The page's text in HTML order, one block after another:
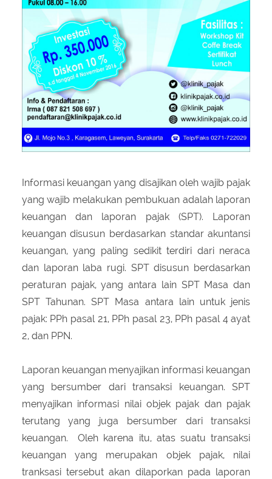
Informasi keuangan yang disajikan oleh wajib pajak
yang wajib melakukan pembukuan adalah laporan
keuangan dan laporan pajak (SPT). Laporan
keuangan disusun berdasarkan standar akuntansi
keuangan, yang paling sedikit terdiri dari neraca
dan laporan laba rugi. SPT disusun berdasarkan
peraturan pajak, yang antara lain SPT Masa dan
SPT Tahunan. SPT Masa antara lain untuk jenis
pajak: PPh pasal 21, PPh pasal 23, PPh pasal 4 ayat
2, dan PPN.
Laporan keuangan menyajikan informasi keuangan
yang bersumber dari transaksi keuangan. SPT
menyajikan informasi nilai objek pajak dan pajak
terutang yang juga bersumber dari transaksi
keuangan. Oleh karena itu, atas suatu transaksi
keuangan yang merupakan objek pajak, nilai
tranksasi tersebut akan dilaporkan pada laporan